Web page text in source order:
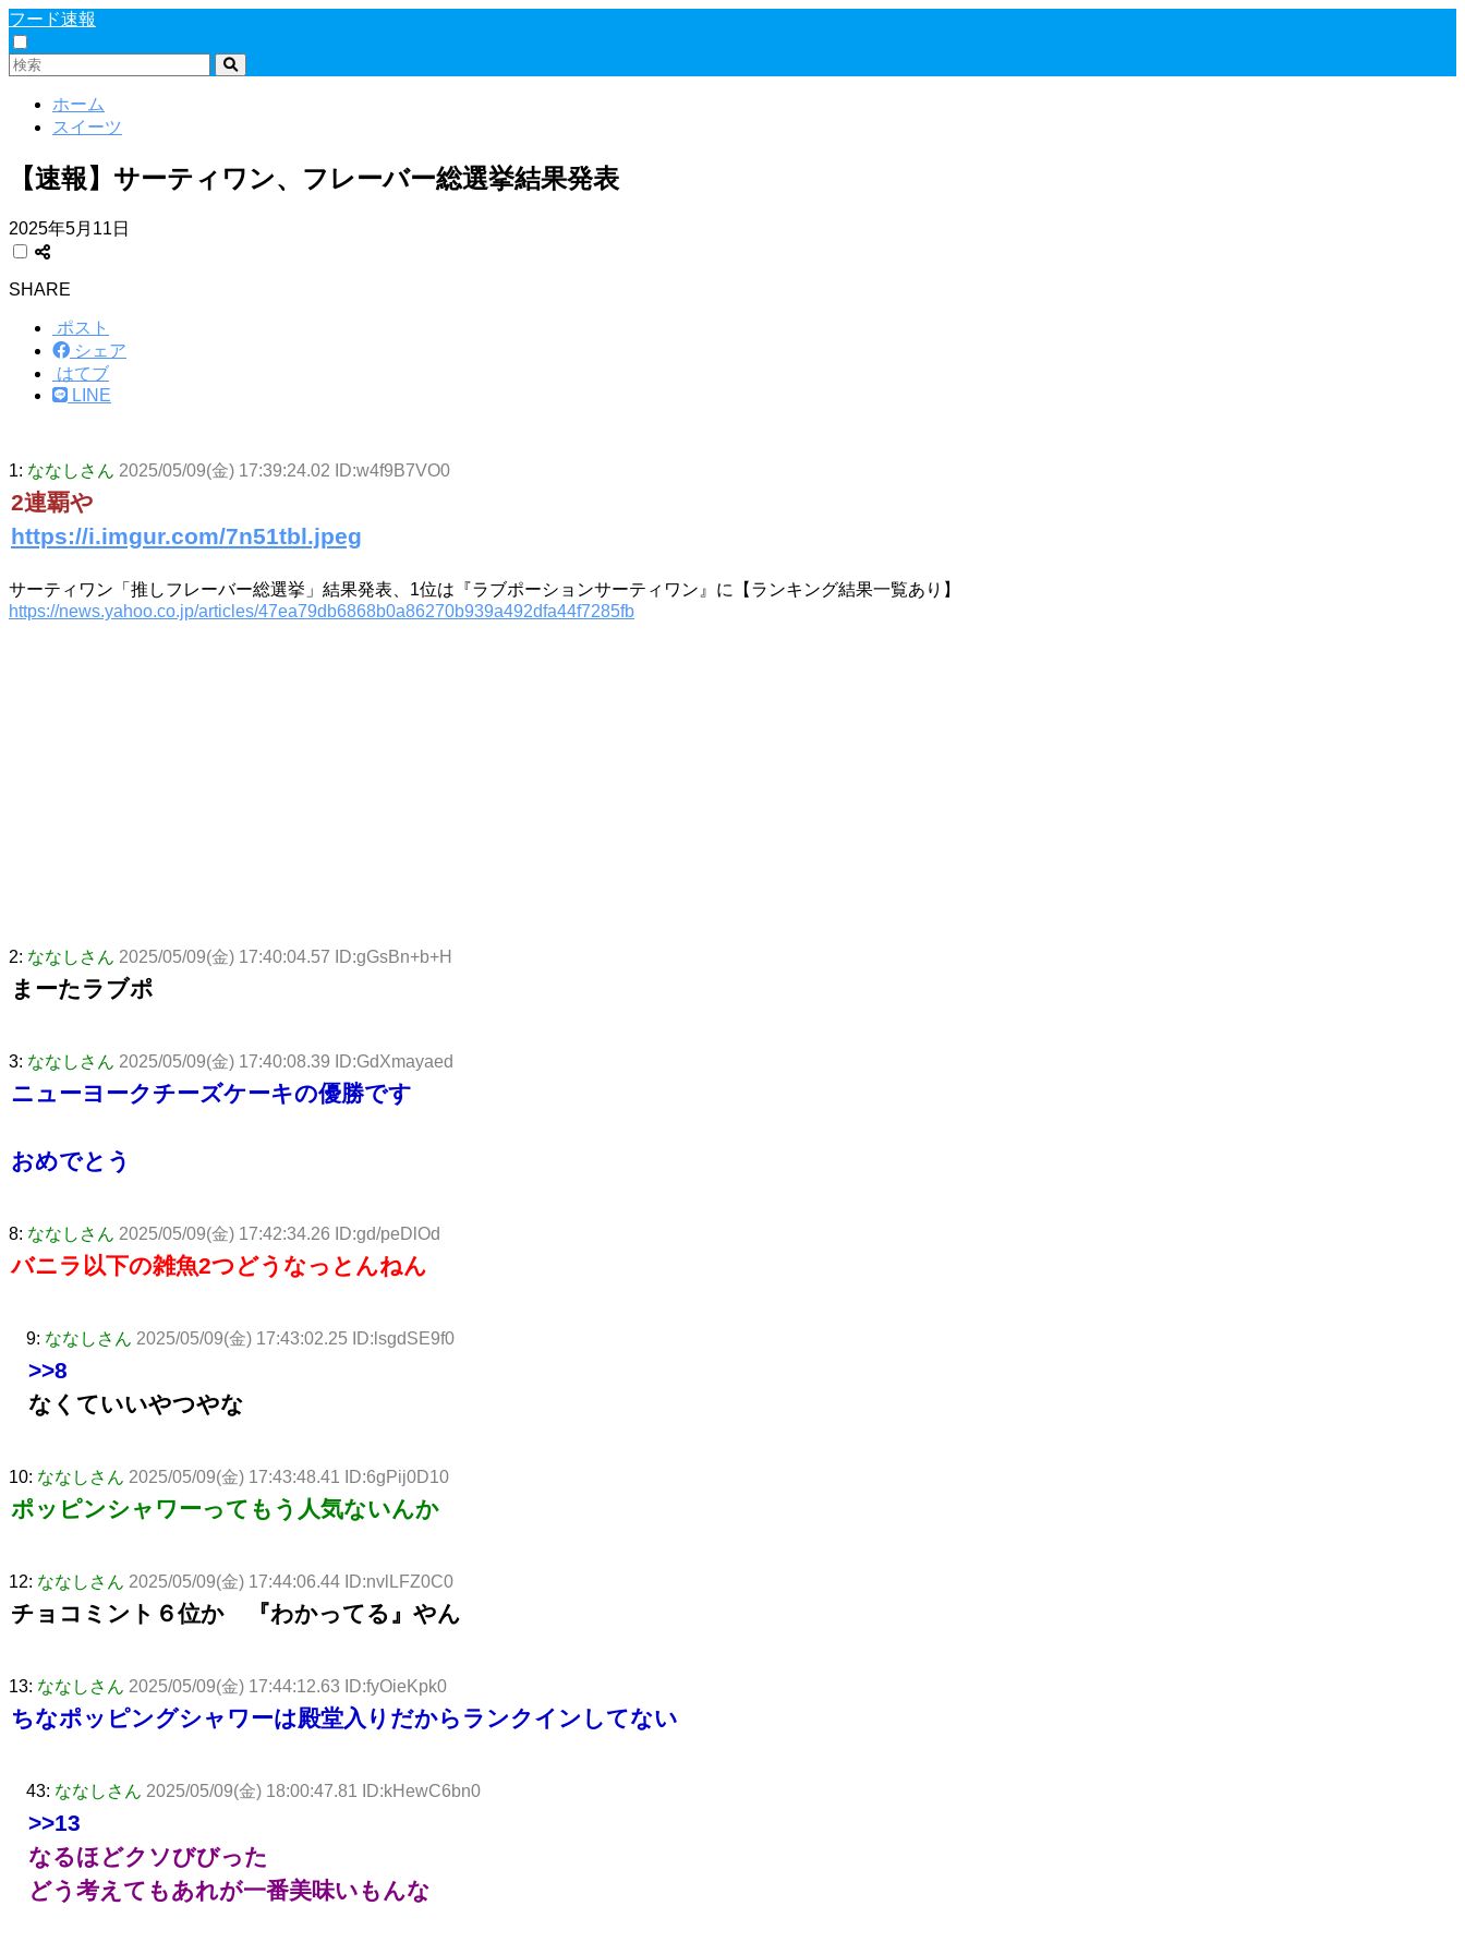
フード速報
ホーム
スイーツ
【速報】サーティワン、フレーバー総選挙結果発表
2025年5月11日
SHARE
ポスト
シェア
はてブ
LINE
1: ななしさん 2025/05/09(金) 17:39:24.02 ID:w4f9B7VO0
2連覇や
https://i.imgur.com/7n51tbl.jpeg
サーティワン「推しフレーバー総選挙」結果発表、1位は『ラブポーションサーティワン』に【ランキング結果一覧あり】
https://news.yahoo.co.jp/articles/47ea79db6868b0a86270b939a492dfa44f7285fb
2: ななしさん 2025/05/09(金) 17:40:04.57 ID:gGsBn+b+H
まーたラブポ
3: ななしさん 2025/05/09(金) 17:40:08.39 ID:GdXmayaed
ニューヨークチーズケーキの優勝です
おめでとう
8: ななしさん 2025/05/09(金) 17:42:34.26 ID:gd/peDlOd
バニラ以下の雑魚2つどうなっとんねん
9: ななしさん 2025/05/09(金) 17:43:02.25 ID:lsgdSE9f0
>>8
なくていいやつやな
10: ななしさん 2025/05/09(金) 17:43:48.41 ID:6gPij0D10
ポッピンシャワーってもう人気ないんか
12: ななしさん 2025/05/09(金) 17:44:06.44 ID:nvlLFZ0C0
チョコミント６位か 『わかってる』やん
13: ななしさん 2025/05/09(金) 17:44:12.63 ID:fyOieKpk0
ちなポッピングシャワーは殿堂入りだからランクインしてない
43: ななしさん 2025/05/09(金) 18:00:47.81 ID:kHewC6bn0
>>13
なるほどクソびびった
どう考えてもあれが一番美味いもんな